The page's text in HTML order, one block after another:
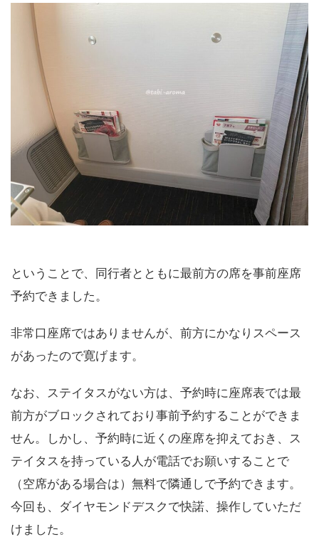
ということで、同行者とともに最前方の席を事前座席
予約できました。
非常口座席ではありませんが、前方にかなりスペース
があったので寛げます。
なお、ステイタスがない方は、予約時に座席表では最
前方がブロックされており事前予約することができま
せん。しかし、予約時に近くの座席を抑えておき、ス
テイタスを持っている人が電話でお願いすることで
（空席がある場合は）無料で隣通しで予約できます。
今回も、ダイヤモンドデスクで快諾、操作していただ
けました。